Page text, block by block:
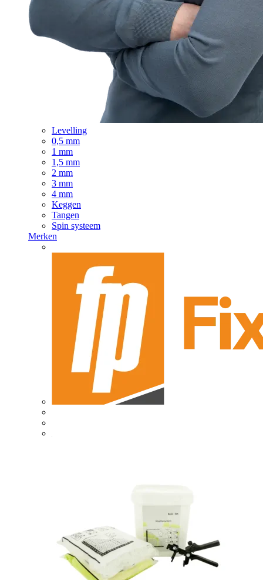
Levelling
0,5 mm
1 mm
1,5 mm
2 mm
3 mm
4 mm
Keggen
Tangen
Spin systeem
Merken